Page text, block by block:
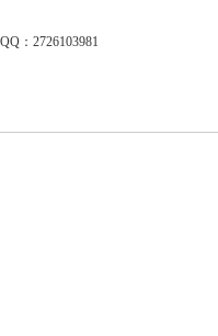
QQ：2726103981